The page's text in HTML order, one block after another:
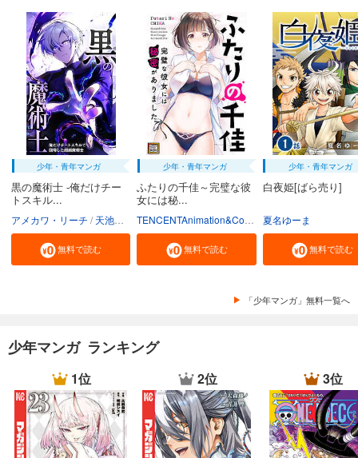
少年・青年マンガ
黒の魔術士 -俺だけチー
トスキル...
アメカワ・リーチ 天池のぞむ クリエイティブハウスポケット
無料で読む
少年・青年マンガ
ふたりの千佳～完璧な彼
女には秘...
TENCENTAnimation&Comics/XWING
無料で読む
少年・青年マンガ
白夜姫[ばら売り]
夏名ゆーま
無料で読む
「少年マンガ」無料一覧へ
少年マンガ ランキング
1位 2位 3位